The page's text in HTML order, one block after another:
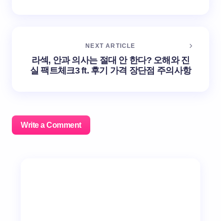
NEXT ARTICLE
라섹, 안과 의사는 절대 안 한다? 오해와 진
실 팩트체크3 ft. 후기 가격 장단점 주의사항
Write a Comment